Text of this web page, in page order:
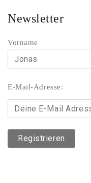
Newsletter
Vorname
E-Mail-Adresse: